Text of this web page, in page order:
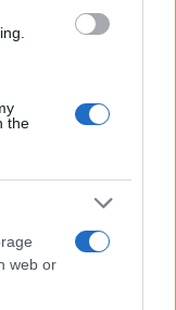
the
web or
προϋποθέτει
και τις
πολίτες γιατί
εξελίξεις ως
και
τον κόσμο
λεγόμενης
επεσήμανε